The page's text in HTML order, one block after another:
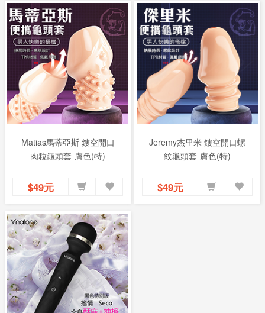
Matias馬蒂亞斯 鏤空開口
肉粒龜頭套-膚色(特)
$49元
Jeremy杰里米 鏤空開口螺
紋龜頭套-膚色(特)
$49元